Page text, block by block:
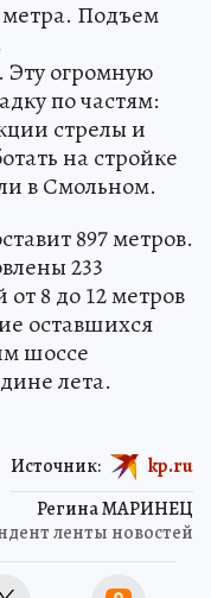
метра. Подъем
Эту огромную
по частям:
стрелы и
на стройке
в Смольном.
897 метров.
233
8 до 12 метров
оставшихся
шоссе
лета.
Регина МАРИНЕЦ
ленты новостей
Источник: kp.ru